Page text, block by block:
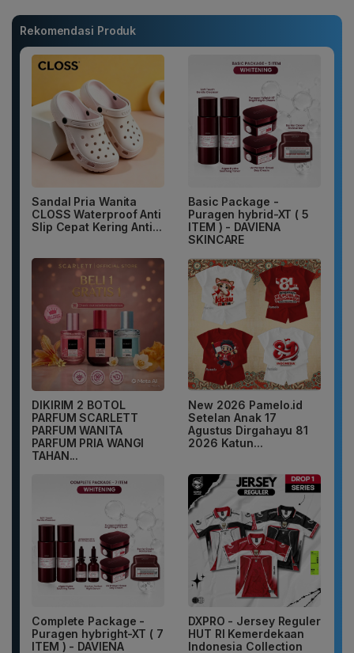
Rekomendasi Produk
Sandal Pria Wanita
CLOSS Waterproof Anti
Slip Cepat Kering Anti...
Basic Package -
Puragen hybrid-XT ( 5
ITEM ) - DAVIENA
SKINCARE
DIKIRIM 2 BOTOL
PARFUM SCARLETT
PARFUM WANITA
PARFUM PRIA WANGI
TAHAN...
New 2026 Pamelo.id
Setelan Anak 17
Agustus Dirgahayu 81
2026 Katun...
Complete Package -
Puragen hybright-XT ( 7
ITEM ) - DAVIENA
DXPRO - Jersey Reguler
HUT RI Kemerdekaan
Indonesia Collection